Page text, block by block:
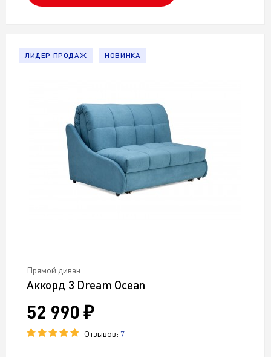
Прямой диван
Аккорд 3 Dream Ocean
52 990 ₽
Отзывов: 7
ЛИДЕР ПРОДАЖ НОВИНКА